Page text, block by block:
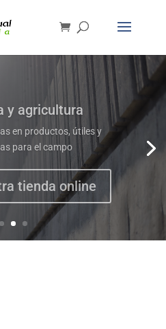
y agricultura
en productos, útiles y
para el campo
tienda online